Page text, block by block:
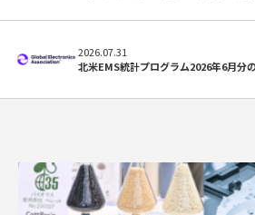
求人
2026.07.31
北米EMS統計プログラム2026年6月分